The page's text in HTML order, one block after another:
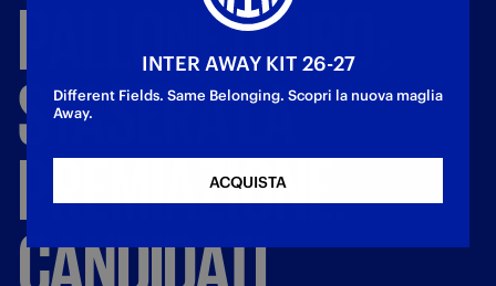
PALLONED'ORO:
STASERALA
PREMIAZIONE.
CANDIDATI
INTER AWAY KIT 26-27
Different Fields. Same Belonging. Scopri la nuova maglia
Away.
ACQUISTA